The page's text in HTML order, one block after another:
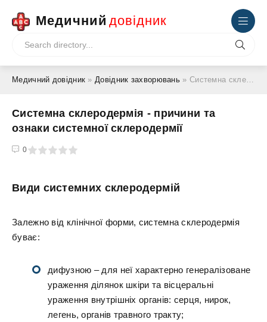
Медичний довідник
Медичний довідник »Довідник захворювань » Системна склеродермія - причини та ознаки системної склеродермії
Системна склеродермія - причини та
ознаки системної склеродермії
0
5
Види системних склеродермій
Залежно від клінічної форми, системна склеродермія
буває:
дифузною – для неї характерно генералізоване
ураження ділянок шкіри та вісцеральні
ураження внутрішніх органів: серця, нирок,
легень, органів травного тракту;